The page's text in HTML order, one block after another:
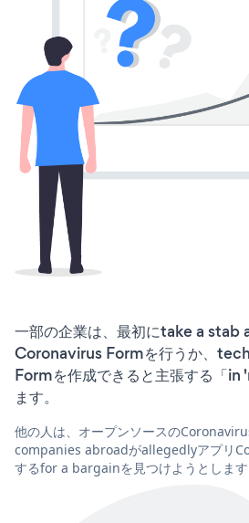
一部の企業は、最初にtake a stab
Coronavirus Formを行うか、
Formを作成できると主張する「
ます。
他の人は、オープンソースの
companies abroadがallegedlyアプリ
するfor a bargainを見つけようとします